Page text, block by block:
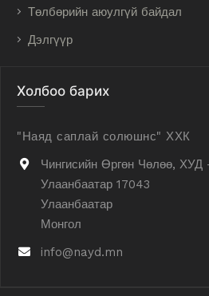
Төлбөрийн аюулгүй байдал
Дэлгүүр
Холбоо барих
"Наяд саплай солюшнс" ХХК
Чингисийн Өргөн Чөлөө, ХУД
Улаанбаатар 17043
Улаанбаатар
Монгол
info@nayd.mn